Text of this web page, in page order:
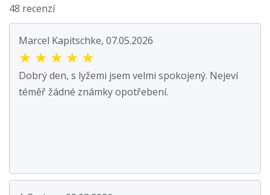
48 recenzí
Marcel Kapitschke, 07.05.2026
★ ★ ★ ★ ★
Dobrý den, s lyžemi jsem velmi spokojený. Nejeví
téměř žádné známky opotřebení.